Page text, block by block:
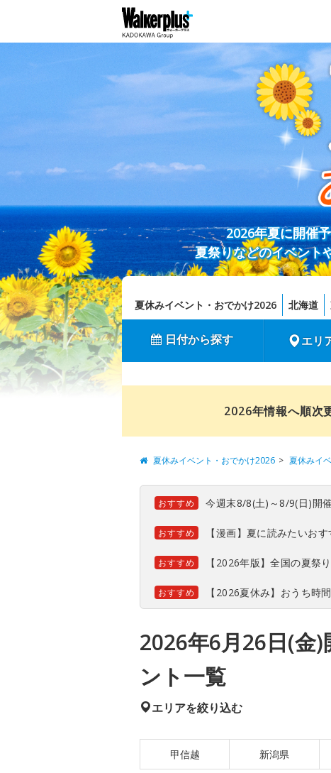
2026年夏に開催
夏祭りなどのイベント
夏休みイベント・おでかけ2026 北海道
日付から探す エリ
2026年情報へ順次
夏休みイベント・おでかけ2026 夏休みイ
おすすめ 今週末8/8(土)～8/9(日)開
おすすめ 【漫画】夏に読みたいお
おすすめ 【2026年版】全国の夏祭
おすすめ 【2026夏休み】おうち時
2026年6月26日(金
ント一覧
エリアを絞り込む
甲信越 新潟県